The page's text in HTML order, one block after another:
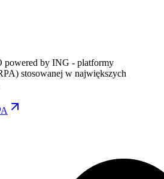
powered by ING - platformy
stosowanej w największych